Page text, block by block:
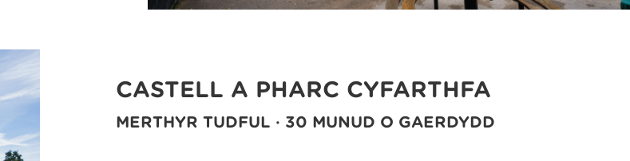
CASTELL A PHARC CYFARTHFA
MERTHYR TUDFUL · 30 MUNUD O GAERDYDD